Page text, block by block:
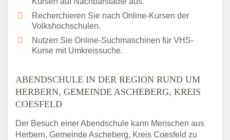
Recherchieren Sie nach Online-Kursen der
Volkshochschulen.
Nutzen Sie Online-Suchmaschinen für VHS-
Kurse mit Umkreissuche.
ABENDSCHULE IN DER REGION RUND UM
HERBERN, GEMEINDE ASCHEBERG, KREIS
COESFELD
Der Besuch einer Abendschule kann Menschen aus
Herbern, Gemeinde Ascheberg, Kreis Coesfeld zu